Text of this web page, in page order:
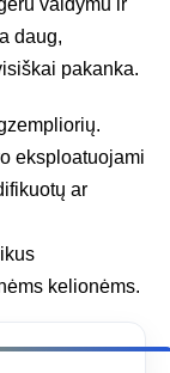
daug,
pakanka.
eksploatuojami
ar
kelionėms.